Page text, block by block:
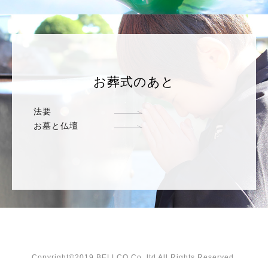
お葬式のあと
法要
お墓と仏壇